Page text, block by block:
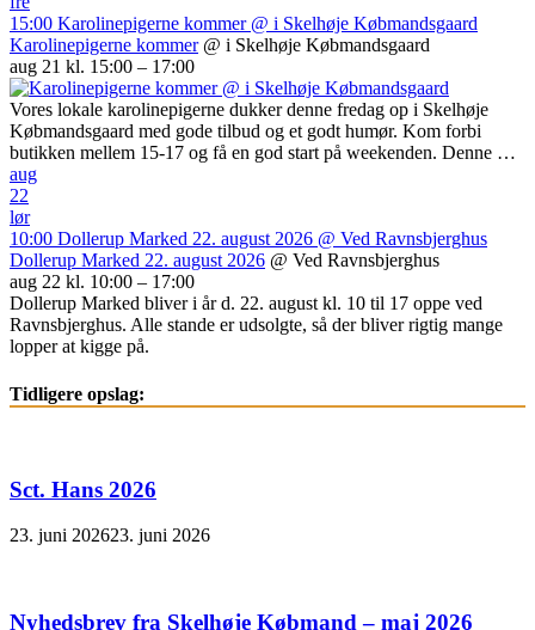
15:00 Karolinepigerne kommer @ i Skelhøje Købmandsgaard
Karolinepigerne kommer @ i Skelhøje Købmandsgaard
aug 21 kl. 15:00 – 17:00
Vores lokale karolinepigerne dukker denne fredag op i Skelhøje
Købmandsgaard med gode tilbud og et godt humør. Kom forbi
butikken mellem 15-17 og få en god start på weekenden. Denne …
aug
22
lør
10:00 Dollerup Marked 22. august 2026 @ Ved Ravnsbjerghus
Dollerup Marked 22. august 2026 @ Ved Ravnsbjerghus
aug 22 kl. 10:00 – 17:00
Dollerup Marked bliver i år d. 22. august kl. 10 til 17 oppe ved
Ravnsbjerghus. Alle stande er udsolgte, så der bliver rigtig mange
lopper at kigge på.
Tidligere opslag:
Sct. Hans 2026
23. juni 202623. juni 2026
Nyhedsbrev fra Skelhøje Købmand – maj 2026